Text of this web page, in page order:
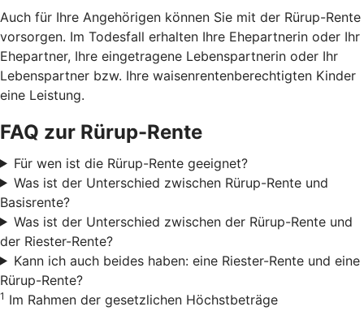
Auch für Ihre Angehörigen können Sie mit der Rürup-Rente
vorsorgen. Im Todesfall erhalten Ihre Ehepartnerin oder Ihr
Ehepartner, Ihre eingetragene Lebenspartnerin oder Ihr
Lebenspartner bzw. Ihre waisenrentenberechtigten Kinder
eine Leistung.
FAQ zur Rürup-Rente
Für wen ist die Rürup-Rente geeignet?
Was ist der Unterschied zwischen Rürup-Rente und
Basisrente?
Was ist der Unterschied zwischen der Rürup-Rente und
der Riester-Rente?
Kann ich auch beides haben: eine Riester-Rente und eine
Rürup-Rente?
1 Im Rahmen der gesetzlichen Höchstbeträge